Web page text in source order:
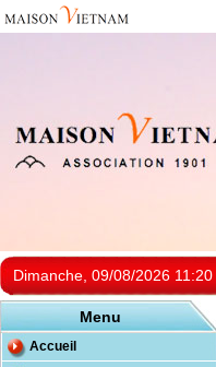
Dimanche, 09/08/2026
Menu
Accueil